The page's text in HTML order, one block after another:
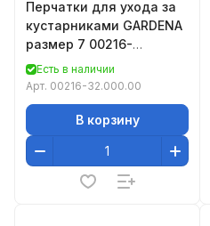
Перчатки для ухода за
кустарниками GARDENA
размер 7 00216-
32.000.00
Есть в наличии
Арт. 00216-32.000.00
В корзину